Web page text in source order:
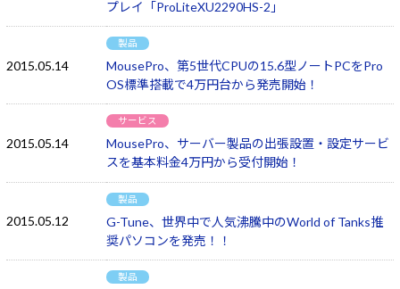
プレイ「ProLiteXU2290HS-2」
2015.05.14
製品
MousePro、第5世代CPUの15.6型ノートPCをPro
OS標準搭載で4万円台から発売開始！
2015.05.14
サービス
MousePro、サーバー製品の出張設置・設定サービ
スを基本料金4万円から受付開始！
2015.05.12
製品
G-Tune、世界中で人気沸騰中のWorld of Tanks推
奨パソコンを発売！！
製品